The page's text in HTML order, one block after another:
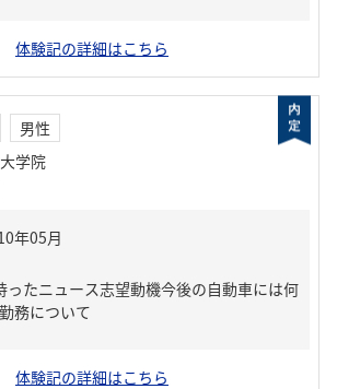
体験記の詳細はこちら
男性
学院
ったニュース志望動機今後の自動車には何
務について
体験記の詳細はこちら